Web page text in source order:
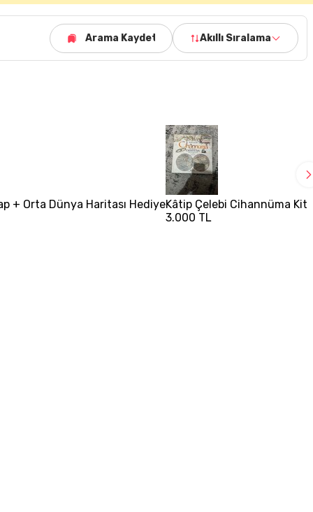
Arama Kaydet Akıllı Sıralama
+ Orta Dünya Haritası HediyeKâtip Çelebi Cihannüma
3.000 TL